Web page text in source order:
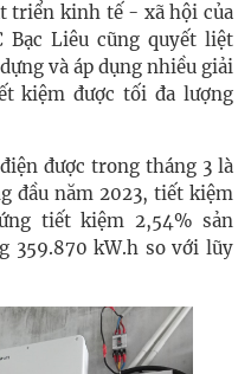
triển kinh tế - xã hội của
Bạc Liêu cũng quyết liệt
và áp dụng nhiều giải
kiệm được tối đa lượng
được trong tháng 3 là
đầu năm 2023, tiết kiệm
tiết kiệm 2,54% sản
359.870 kW.h so với lũy